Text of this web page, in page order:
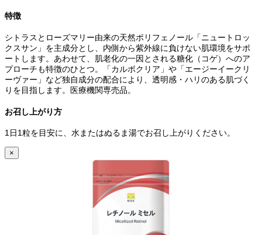
特徴
シトラスとローズマリー由来の天然ポリフェノール「ニュートロッ
クスサン」を主成分とし、内側から紫外線に負けない肌環境をサポ
ートします。あわせて、肌老化の一因とされる糖化（コゲ）へのア
プローチも特徴のひとつ。「カルボクリア」や「エージーイークリ
ーヴァー」など独自成分の配合により、透明感・ハリのある肌づく
りを目指します。医療機関専売品。
お召し上がり方
1日1粒を目安に、水またはぬるま湯でお召し上がりください。
×